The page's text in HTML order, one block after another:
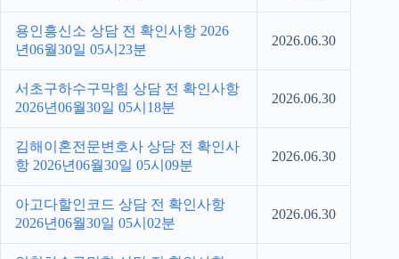
용인흥신소 상담 전 확인사항 2026
년06월30일 05시23분
2026.06.30
서초구하수구막힘 상담 전 확인사항
2026년06월30일 05시18분
2026.06.30
김해이혼전문변호사 상담 전 확인사
항 2026년06월30일 05시09분
2026.06.30
아고다할인코드 상담 전 확인사항
2026년06월30일 05시02분
2026.06.30